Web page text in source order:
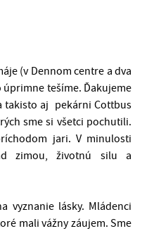
(v Dennom centre a dva
tešíme. Ďakujeme
takisto aj pekárni Cottbus
sme si všetci pochutili.
jari. V minulosti
zimou, životnú silu a
vyznanie lásky. Mládenci
mali vážny záujem. Sme